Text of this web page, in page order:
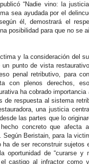
“Nadie vino: la
sea ayudada por el
él, demostrará el
posibilidad para que no se
y la consideración del
punto de vista
penal retributivo, para
con plenos derechos,
ha cobrado importancia
de respuesta al sistema
una justicia
las partes que lo
concreto que afecta
Según Beristain, para la
de ser reconstruir sujetos
oportunidad de “curarse y
castigo al infractor como